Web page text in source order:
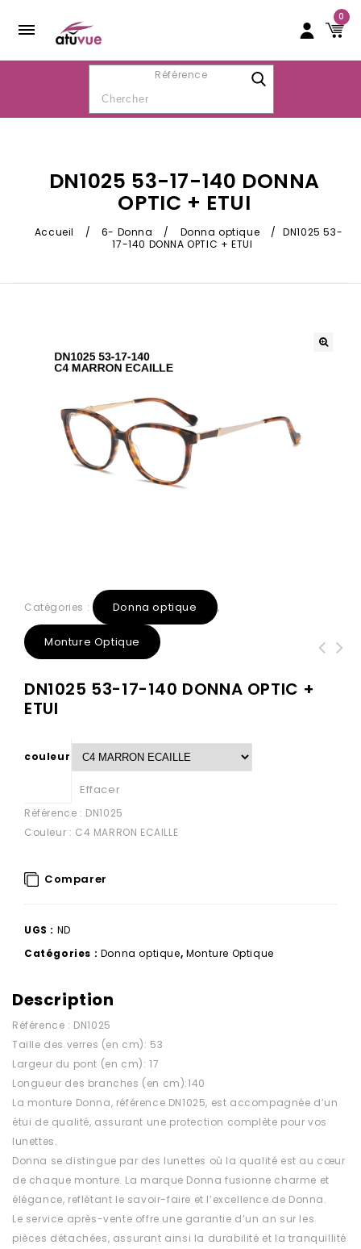
0
Référence
DN1025 53-17-140 DONNA
OPTIC + ETUI
Accueil / 6- Donna / Donna optique / DN1025 53-
17-140 DONNA OPTIC + ETUI
Catégories : Donna optique ,
Monture Optique
DN1025 53-17-140 DONNA OPTIC +
ETUI
couleur
Effacer
Référence : DN1025
Couleur : C4 MARRON ECAILLE
Comparer
UGS : ND
Catégories : Donna optique, Monture Optique
Description
Référence : DN1025
Taille des verres (en cm): 53
Largeur du pont (en cm): 17
Longueur des branches (en cm):140
La monture Donna, référence DN1025, est accompagnée d’un
étui de qualité, assurant une protection complète pour vos
lunettes.
Donna se distingue par des lunettes où la qualité est au cœur
de chaque monture. La marque Donna fusionne charme et
élégance, reflétant le savoir-faire et l’excellence de Donna.
Le service après-vente offre une garantie d’un an sur les
pièces détachées, assurant ainsi la durabilité et la tranquillité